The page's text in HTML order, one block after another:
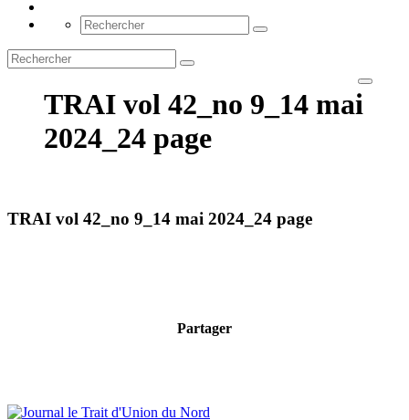
TRAI vol 42_no 9_14 mai
2024_24 page
TRAI vol 42_no 9_14 mai 2024_24 page
Partager